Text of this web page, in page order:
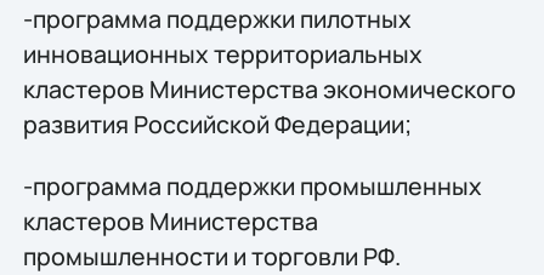
-программа поддержки пилотных
инновационных территориальных
кластеров Министерства экономического
развития Российской Федерации;
-программа поддержки промышленных
кластеров Министерства
промышленности и торговли РФ.